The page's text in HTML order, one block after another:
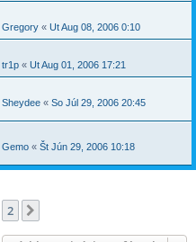
Gregory « Ut Aug 08, 2006 0:10
tr1p « Ut Aug 01, 2006 17:21
Sheydee « So Júl 29, 2006 20:45
Gemo « Št Jún 29, 2006 10:18
2